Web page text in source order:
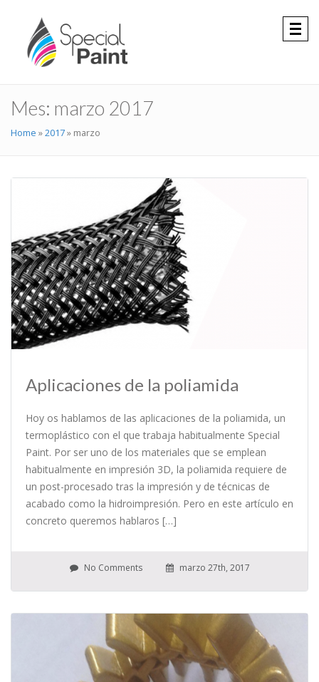
Mes: marzo 2017
Home »2017» marzo
Aplicaciones de la poliamida
Hoy os hablamos de las aplicaciones de la poliamida, un
termoplástico con el que trabaja habitualmente Special
Paint. Por ser uno de los materiales que se emplean
habitualmente en impresión 3D, la poliamida requiere de
un post-procesado tras la impresión y de técnicas de
acabado como la hidroimpresión. Pero en este artículo en
concreto queremos hablaros […]
No Comments marzo 27th, 2017